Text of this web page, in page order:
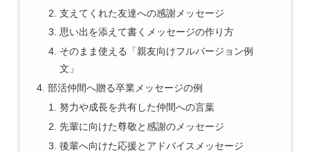
支えてくれた友達への感謝メッセージ
思い出を添えて書くメッセージの作り方
そのまま使える「親友向けフルバージョン例
文」
部活仲間へ贈る卒業メッセージの例
努力や成長を共有した仲間への言葉
先輩に向けた尊敬と感謝のメッセージ
後輩へ向けた応援とアドバイスメッセージ